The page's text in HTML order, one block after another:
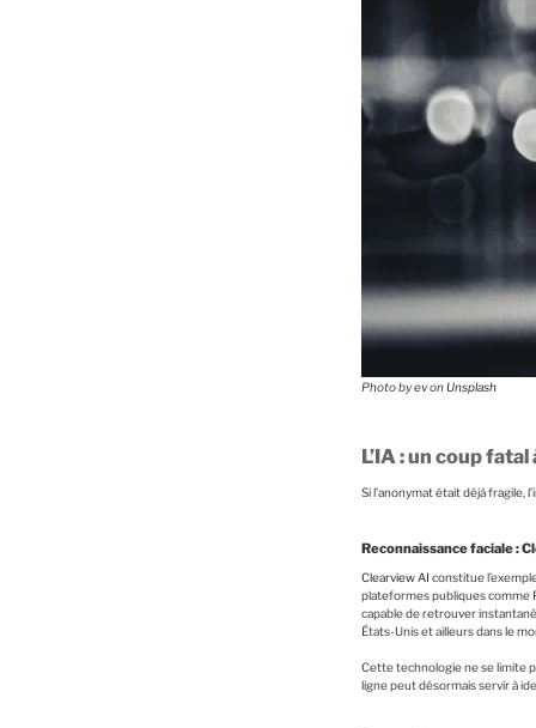
Photo byevonUnsplash
L’IA : un coup
Si l’anonymat était déjà fragile,
Reconnaissance faciale :
Clearview AI constitue
plateformes publiques comme
capable de retrouver
États-Unis et ailleurs dans le
Cette technologie ne se limite
ligne peut désormais servir à